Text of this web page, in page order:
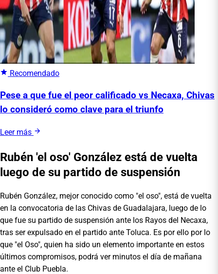
Recomendado
Pese a que fue el peor calificado vs Necaxa, Chivas
lo consideró como clave para el triunfo
Leer más
Rubén 'el oso' González está de vuelta
luego de su partido de suspensión
Rubén González, mejor conocido como "el oso", está de vuelta
en la convocatoria de las Chivas de Guadalajara, luego de lo
que fue su partido de suspensión ante los Rayos del Necaxa,
tras ser expulsado en el partido ante Toluca. Es por ello por lo
que "el Oso", quien ha sido un elemento importante en estos
últimos compromisos, podrá ver minutos el día de mañana
ante el Club Puebla.